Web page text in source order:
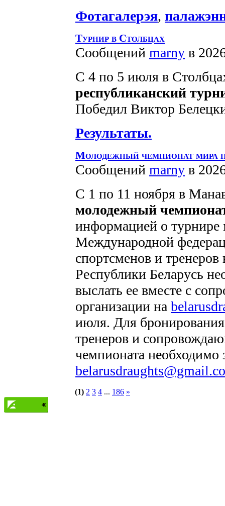
Фотагалерэя,
Турнир в Столбцах
Сообщений marny в
С 4 по 5 июля в
республиканский
Победил Виктор
Результаты.
Молодежный чемпионат мира
Сообщений marny в
С 1 по 11 ноября в
молодежный
информацией о
Международной
спортсменов и тренеров
Республики Беларусь
выслать ее вместе с
организации на
июля. Для
тренеров и
чемпионата необходимо
(1) 2 3 4 ... 186 »